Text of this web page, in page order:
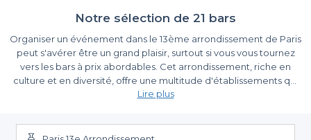
Notre sélection de 21 bars
Organiser un événement dans le 13ème arrondissement de Paris
peut s'avérer être un grand plaisir, surtout si vous vous tournez
vers les bars à prix abordables. Cet arrondissement, riche en
culture et en diversité, offre une multitude d'établissements qui
sauront répondre à vos attentes sans vous faire exploser votre
simplement un moment de convivialité entre amis, choisir le bon
bar est essentiel pour garantir une ambiance festive et agréable.
Découvrez la simplicité de la réservation avec
Privateaser
Lire plus